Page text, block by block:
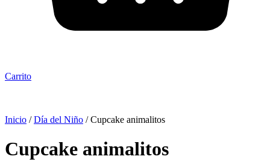
Carrito
Inicio /Día del Niño / Cupcake animalitos
Cupcake animalitos